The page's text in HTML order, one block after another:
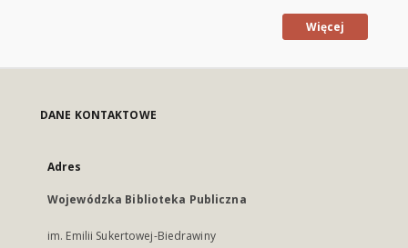
Więcej
DANE KONTAKTOWE
Adres
Wojewódzka Biblioteka Publiczna
im. Emilii Sukertowej-Biedrawiny